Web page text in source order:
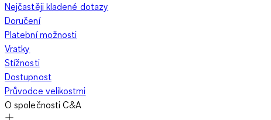
Nejčastěji kladené dotazy
Doručení
Platební možnosti
Vratky
Stížnosti
Dostupnost
Průvodce velikostmi
O společnosti C&A